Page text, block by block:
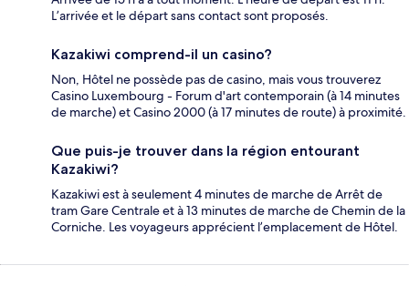
L’arrivée et le départ sans contact sont proposés.
Kazakiwi comprend-il un casino?
Non, Hôtel ne possède pas de casino, mais vous trouverez
Casino Luxembourg - Forum d'art contemporain (à 14 minutes
de marche) et Casino 2000 (à 17 minutes de route) à proximité.
Que puis-je trouver dans la région entourant
Kazakiwi?
Kazakiwi est à seulement 4 minutes de marche de Arrêt de
tram Gare Centrale et à 13 minutes de marche de Chemin de la
Corniche. Les voyageurs apprécient l’emplacement de Hôtel.